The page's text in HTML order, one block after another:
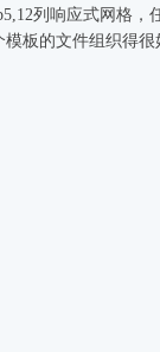
列 响应式网格，
模板的文件组织得